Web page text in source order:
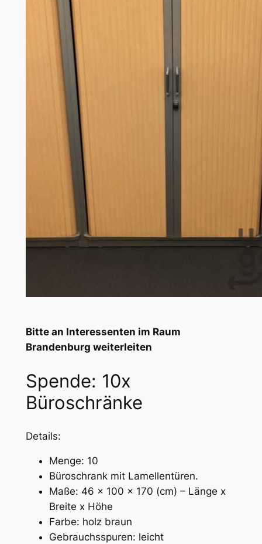
Bitte an Interessenten im Raum
Brandenburg weiterleiten
Spende: 10x
Büroschränke
Details:
Menge: 10
Büroschrank mit Lamellentüren.
Maße: 46 x 100 x 170 (cm) – Länge x
Breite x Höhe
Farbe: holz braun
Gebrauchsspuren: leicht